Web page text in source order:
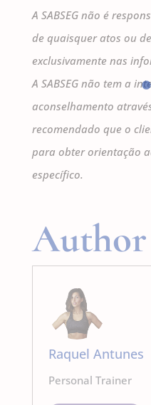
A SABSEG não é
de quaisquer atos ou
exclusivamente nas
A SABSEG não tem a
aconselhamento
recomendado que o
para obter orientação
específico.
Author
Raquel Antunes
Personal Trainer